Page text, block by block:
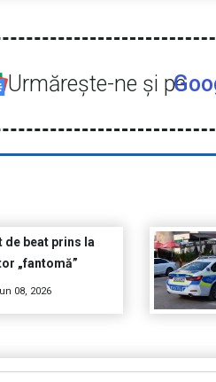
Urmăreşte-ne şi pe
de beat prins la
„fantomă”
08, 2026